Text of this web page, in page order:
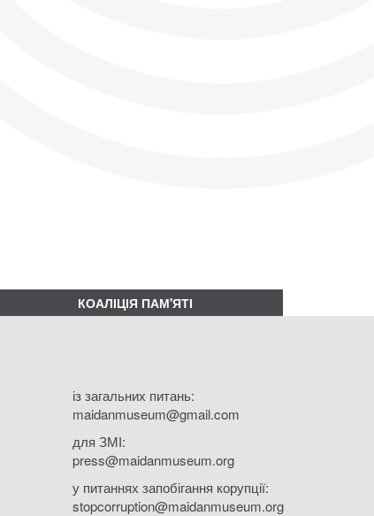
КОАЛІЦІЯ ПАМ'ЯТІ
із загальних питань:
maidanmuseum@gmail.com
для ЗМІ:
press@maidanmuseum.org
у питаннях запобігання корупції:
stopcorruption@maidanmuseum.org